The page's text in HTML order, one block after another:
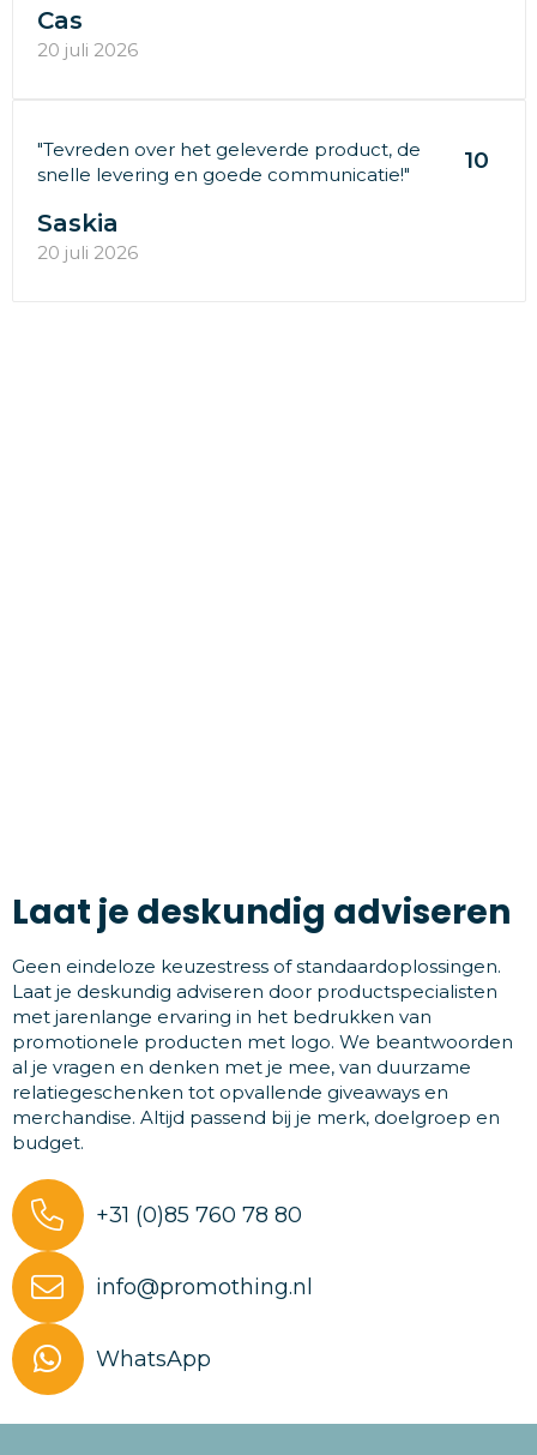
Cas
20 juli 2026
"Tevreden over het geleverde product, de
snelle levering en goede communicatie!"
10
Saskia
20 juli 2026
Laat je deskundig adviseren
Geen eindeloze keuzestress of standaardoplossingen.
Laat je deskundig adviseren door productspecialisten
met jarenlange ervaring in het bedrukken van
promotionele producten met logo. We beantwoorden
al je vragen en denken met je mee, van duurzame
relatiegeschenken tot opvallende giveaways en
merchandise. Altijd passend bij je merk, doelgroep en
budget.
+31 (0)85 760 78 80
info@promothing.nl
WhatsApp